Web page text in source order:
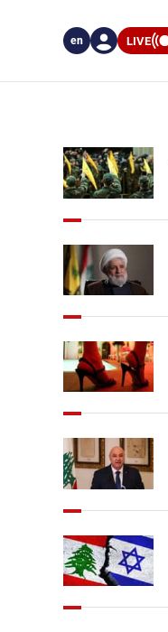
LIVE
en